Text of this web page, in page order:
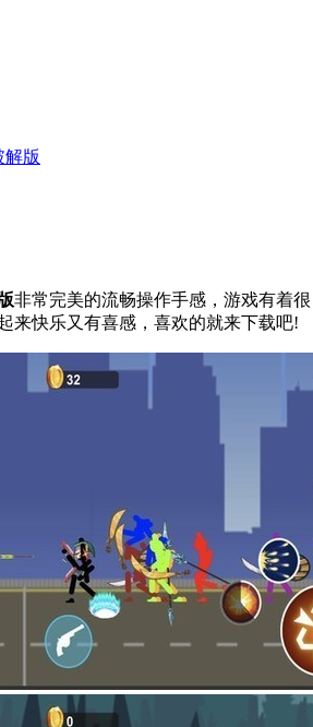
解版
非常完美的流畅操作手感，游戏有着
来快乐又有喜感，喜欢的就来下载吧!